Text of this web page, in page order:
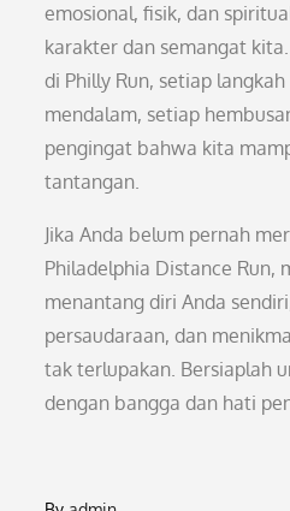
emosional, fisik, dan
karakter dan semangat
di Philly Run, setiap
mendalam, setiap
pengingat bahwa kita
tantangan.
Jika Anda belum pernah
Philadelphia Distance Run,
menantang diri Anda
persaudaraan, dan
tak terlupakan. Bersiaplah
dengan bangga dan hati